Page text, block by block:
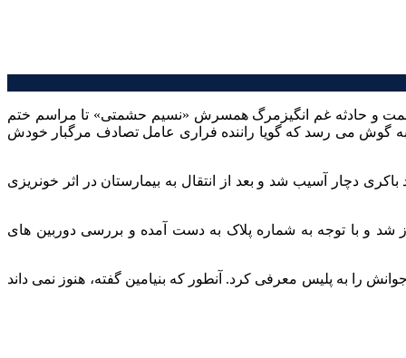
همت و حادثه غم انگیزمرگ همسرش «نسیم حشمتی» تا مراسم ختم
گوش می رسد که گویا راننده فراری عامل تصادف مرگبار خودش
دچار آسیب شد و بعد از انتقال به بیمارستان در اثر خونریزی
مقصر اصلی تصادف و عامل مرگ همسر ۲۹ساله خواننده پاپ کشور آغاز شد و با توجه به شماره پلاک به دست آمده و بررسی دوربین های
را به پلیس معرفی کرد. آنطور که بنیامین گفته، هنوز نمی داند